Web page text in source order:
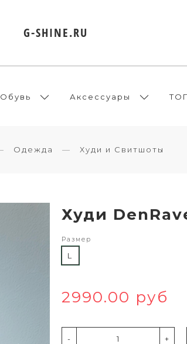
G-SHINE.RU
Обувь Аксессуары
Одежда Худи и Свитшоты
Худи
Размер
L
2990.00 руб
- +